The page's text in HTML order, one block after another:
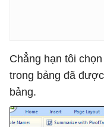
Chẳng hạn tôi
trong bảng đã
bảng.